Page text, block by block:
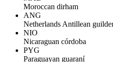
Moroccan dirham
ANG
Netherlands Antillean
NIO
Nicaraguan córdoba
PYG
Paraguayan guaraní